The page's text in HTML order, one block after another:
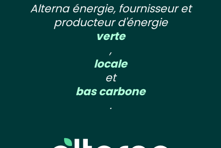
Alterna énergie, fournisseur et
producteur d'énergie
verte
,
locale
et
bas carbone
.